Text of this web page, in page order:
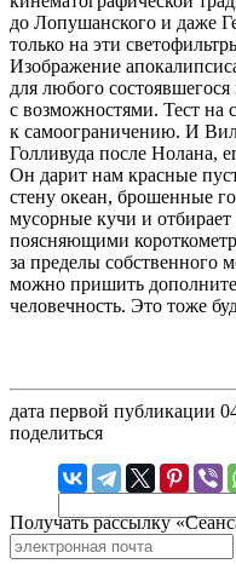
до Лопушанского и даже
только на эти
Изображение
для любого
с возможностями. Тест на
к самоограничению. И
Голливуда после Нолана,
Он дарит нам красные
стену океан, брошенные
мусорные кучи и
поясняющими
за пределы собственного
можно пришить
человечность. Это тоже
дата первой публикации
поделиться
Получать рассылку